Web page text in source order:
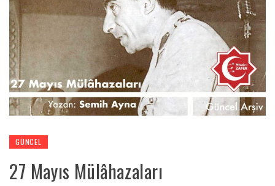
GÜNCEL
27 Mayıs Mülâhazaları